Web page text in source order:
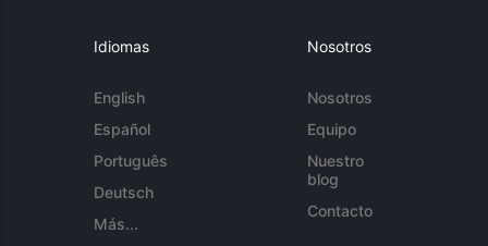
Idiomas
English
Español
Português
Deutsch
Más...
Nosotros
Nosotros
Equipo
Nuestro
blog
Contacto